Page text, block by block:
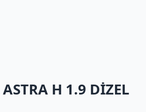
H 1.9 DİZEL